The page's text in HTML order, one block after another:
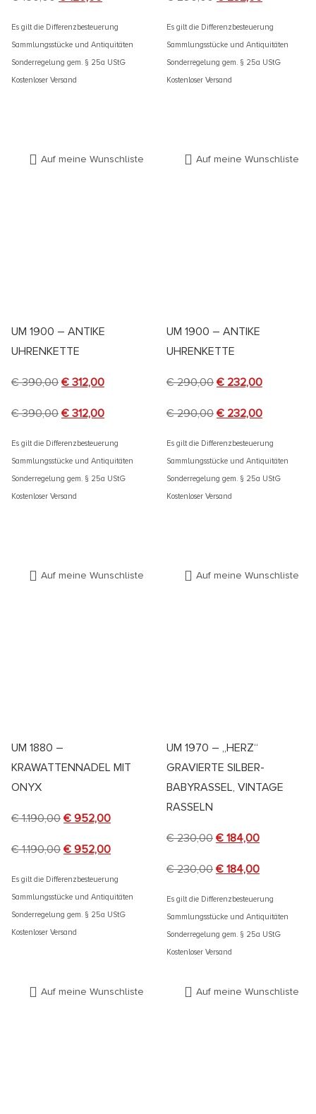
Es gilt die Differenzbesteuerung
Sammlungsstücke und Antiquitäten
Sonderregelung gem. § 25a UStG
Kostenloser Versand
Es gilt die Differenzbesteuerung
Sammlungsstücke und Antiquitäten
Sonderregelung gem. § 25a UStG
Kostenloser Versand
Auf meine Wunschliste
UM 1900 – ANTIKE
UHRENKETTE
€390,00 € 312,00
€390,00 € 312,00
Es gilt die Differenzbesteuerung
Sammlungsstücke und Antiquitäten
Sonderregelung gem. § 25a UStG
Kostenloser Versand
Auf meine Wunschliste
UM 1900 – ANTIKE
UHRENKETTE
€290,00 € 232,00
€290,00 € 232,00
Es gilt die Differenzbesteuerung
Sammlungsstücke und Antiquitäten
Sonderregelung gem. § 25a UStG
Kostenloser Versand
Auf meine Wunschliste
UM 1880 –
KRAWATTENNADEL MIT
ONYX
€1.190,00 € 952,00
€1.190,00 € 952,00
Es gilt die Differenzbesteuerung
Sammlungsstücke und Antiquitäten
Sonderregelung gem. § 25a UStG
Kostenloser Versand
Auf meine Wunschliste
UM 1970 – „HERZ“
GRAVIERTE SILBER-
BABYRASSEL, VINTAGE
RASSELN
€230,00 € 184,00
€230,00 € 184,00
Es gilt die Differenzbesteuerung
Sammlungsstücke und Antiquitäten
Sonderregelung gem. § 25a UStG
Kostenloser Versand
Auf meine Wunschliste Auf meine Wunschliste